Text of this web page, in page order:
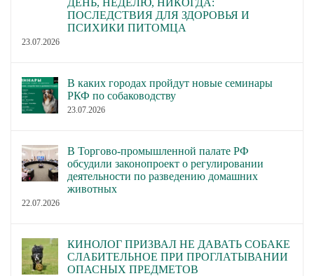
ПОСЛЕДСТВИЯ ДЛЯ ЗДОРОВЬЯ И
ПСИХИКИ ПИТОМЦА
23.07.2026
В каких городах пройдут новые семинары
РКФ по собаководству
23.07.2026
В Торгово-промышленной палате РФ
обсудили законопроект о регулировании
деятельности по разведению домашних
животных
22.07.2026
КИНОЛОГ ПРИЗВАЛ НЕ ДАВАТЬ СОБАКЕ
СЛАБИТЕЛЬНОЕ ПРИ ПРОГЛАТЫВАНИИ
ОПАСНЫХ ПРЕДМЕТОВ